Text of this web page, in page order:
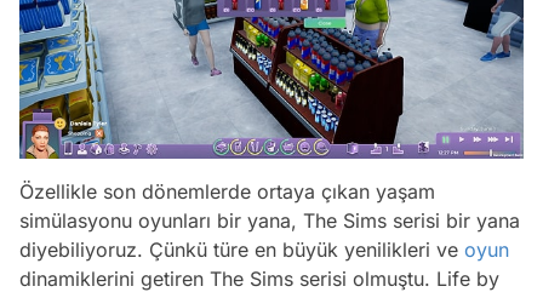
Özellikle son dönemlerde ortaya çıkan yaşam
simülasyonu oyunları bir yana, The Sims serisi bir yana
diyebiliyoruz. Çünkü türe en büyük yenilikleri ve oyun
dinamiklerini getiren The Sims serisi olmuştu. Life by